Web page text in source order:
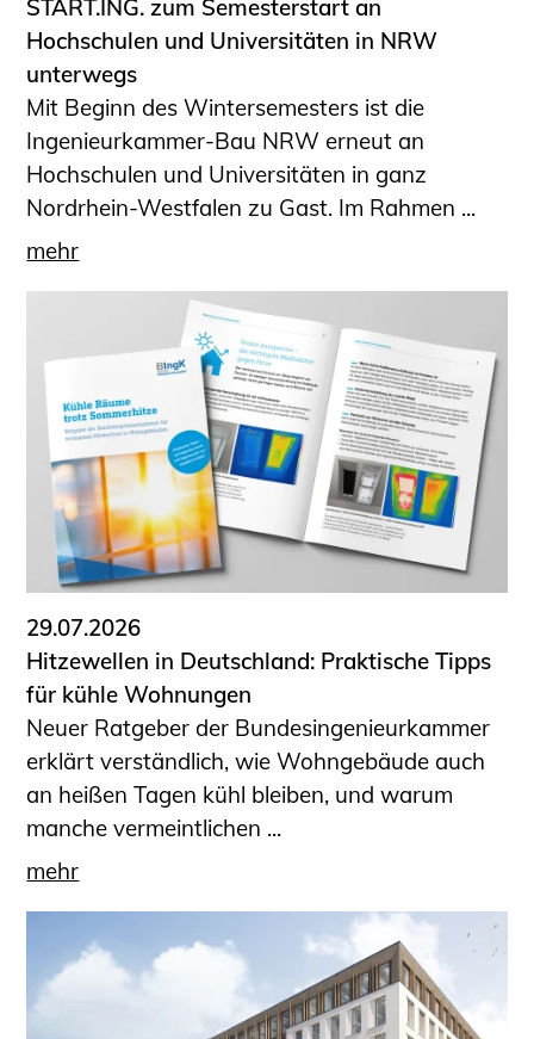
START.ING. zum Semesterstart an
Hochschulen und Universitäten in NRW
unterwegs
Mit Beginn des Wintersemesters ist die
Ingenieurkammer-Bau NRW erneut an
Hochschulen und Universitäten in ganz
Nordrhein-Westfalen zu Gast. Im Rahmen ...
mehr
29.07.2026
Hitzewellen in Deutschland: Praktische Tipps
für kühle Wohnungen
Neuer Ratgeber der Bundesingenieurkammer
erklärt verständlich, wie Wohngebäude auch
an heißen Tagen kühl bleiben, und warum
manche vermeintlichen ...
mehr